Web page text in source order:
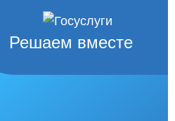
Решаем вместе